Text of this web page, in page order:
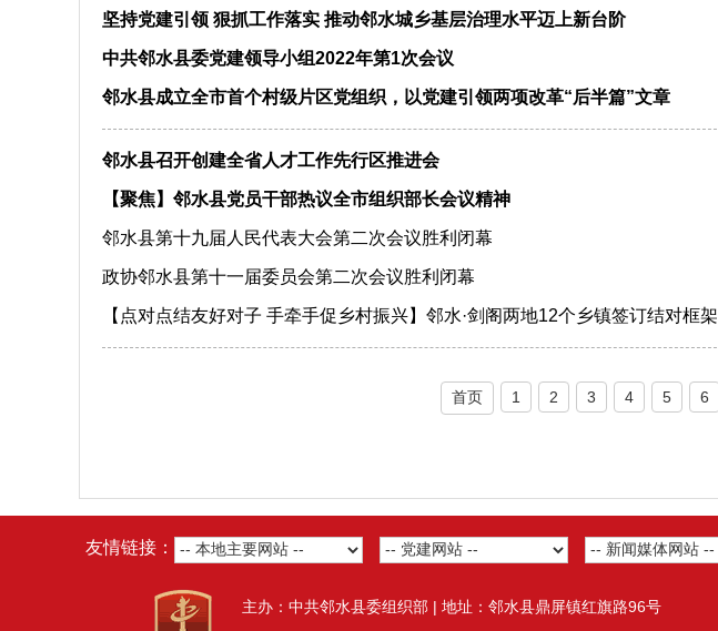
坚持党建引领 狠抓工作落实 推动邻水城乡基层治理水平迈上新台阶
中共邻水县委党建领导小组2022年第1次会议
邻水县成立全市首个村级片区党组织，以党建引领两项改革“后半篇”文章
邻水县召开创建全省人才工作先行区推进会
【聚焦】邻水县党员干部热议全市组织部长会议精神
邻水县第十九届人民代表大会第二次会议胜利闭幕
政协邻水县第十一届委员会第二次会议胜利闭幕
【点对点结友好对子 手牵手促乡村振兴】邻水·剑阁两地12个乡镇签订结对框架
首页 1 2 3 4 5 6
友情链接：
主办：中共邻水县委组织部 | 地址：邻水县鼎屏镇红旗路96号